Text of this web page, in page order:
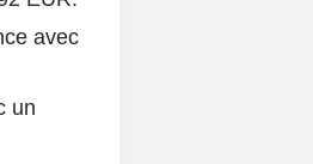
avec
un